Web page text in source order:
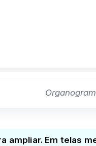
ampliar. Em telas